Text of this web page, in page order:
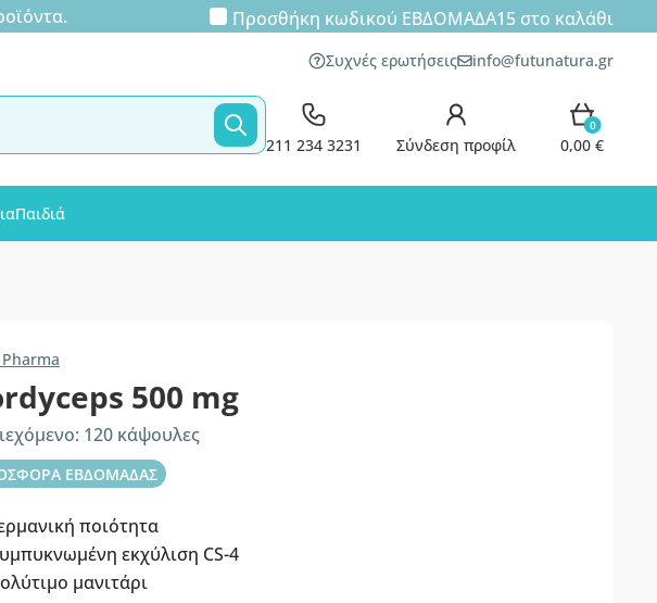
Προσθήκη κωδικού ΕΒΔΟΜΑΔΑ15στο καλάθι
Συχνές ερωτήσεις info@futunatura.gr
211 234 3231 Σύνδεση προφίλ
0
0,00 €
Παιδιά
500 mg
120 κάψουλες
ΕΒΔΟΜΑΔΑΣ
ποιότητα
εκχύλιση CS-4
μανιτάρι